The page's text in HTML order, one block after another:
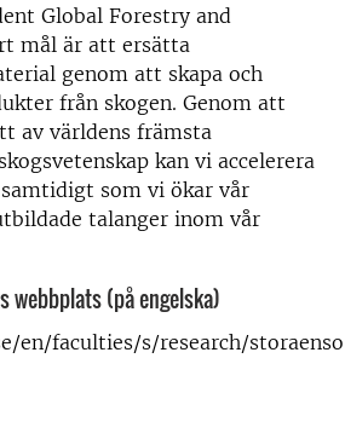
Global Forestry and
mål är att ersätta
genom att skapa och
från skogen. Genom att
av världens främsta
kan vi accelerera
som vi ökar vår
talanger inom vår
webbplats (på engelska)
en/faculties/s/research/